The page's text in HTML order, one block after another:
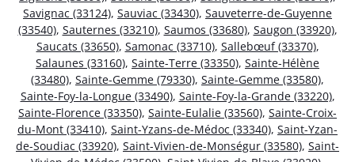
Savignac (33124), Sauviac (33430), Sauveterre-de-Guyenne
(33540), Sauternes (33210), Saumos (33680), Saugon (33920),
Saucats (33650), Samonac (33710), Sallebœuf (33370),
Salaunes (33160), Sainte-Terre (33350), Sainte-Hélène
(33480), Sainte-Gemme (79330), Sainte-Gemme (33580),
Sainte-Foy-la-Longue (33490), Sainte-Foy-la-Grande (33220),
Sainte-Florence (33350), Sainte-Eulalie (33560), Sainte-Croix-
du-Mont (33410), Saint-Yzans-de-Médoc (33340), Saint-Yzan-
de-Soudiac (33920), Saint-Vivien-de-Monségur (33580), Saint-